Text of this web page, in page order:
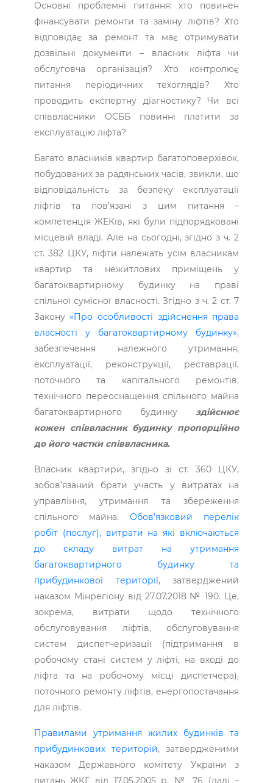
Основні проблемні питання: хто повинен
фінансувати ремонти та заміну ліфтів? Хто
відповідає за ремонт та має отримувати
дозвільні документи – власник ліфта чи
обслуговча організація? Хто контролює
питання періодичних техоглядів? Хто
проводить експертну діагностику? Чи всі
співвласники ОСББ повинні платити за
експлуатацію ліфта?
Багато власників квартир багатоповерхівок,
побудованих за радянських часів, звикли, що
відповідальність за безпеку експлуатації
ліфтів та пов’язані з цим питання –
компетенція ЖЕКів, які були підпорядковані
місцевій владі. Але на сьогодні, згідно з ч. 2
ст. 382 ЦКУ, ліфти належать усім власникам
квартир та нежитлових приміщень у
багатоквартирному будинку на праві
спільної сумісної власності. Згідно з ч. 2 ст. 7
Закону «Про особливості здійснення права
власності у багатоквартирному будинку»,
забезпечення належного утримання,
експлуатації, реконструкції, реставрації,
поточного та капітального ремонтів,
технічного переоснащення спільного майна
багатоквартирного будинку здійснює
кожен співвласник будинку пропорційно
до його частки співвласника.
Власник квартири, згідно зі ст. 360 ЦКУ,
зобов’язаний брати участь у витратах на
управління, утримання та збереження
спільного майна.Обов’язковий перелік
робіт (послуг), витрати на які включаються
до складу витрат на утримання
багатоквартирного будинку та
прибудинкової території, затверджений
наказом Мінрегіону від 27.07.2018 № 190. Це,
зокрема, витрати щодо технічного
обслуговування ліфтів, обслуговування
систем диспетчеризації (підтримання в
робочому стані систем у ліфті, на вході до
ліфта та на робочому місці диспетчера),
поточного ремонту ліфтів, енергопостачання
для ліфтів.
Правилами утримання жилих будинків та
прибудинкових територій, затвердженими
наказом Державного комітету України з
питань ЖКГ від 17.05.2005 р. № 76 (далі –